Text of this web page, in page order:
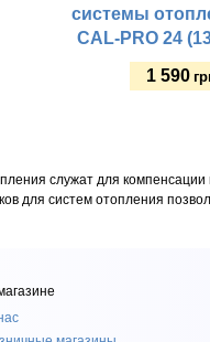
системы
CAL-PRO 24
1 590
служат для
для систем отопления